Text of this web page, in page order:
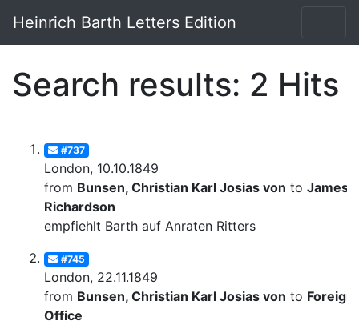
Heinrich Barth Letters Edition
Search results: 2 Hits
#737
London, 10.10.1849
from Bunsen, Christian Karl Josias von to James
Richardson
empfiehlt Barth auf Anraten Ritters
#745
London, 22.11.1849
from Bunsen, Christian Karl Josias von to Foreign
Office